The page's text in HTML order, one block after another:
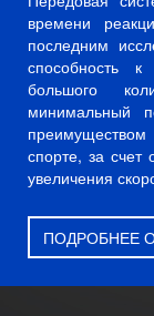
времени
последним
способность
большого
минимальный
спорте, за счет
увеличения
ПОДРОБНЕЕ